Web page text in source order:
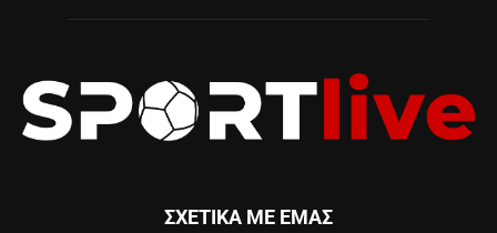
ΣΧΕΤΙΚΑ ΜΕ ΕΜΑΣ